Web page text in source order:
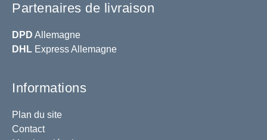
Partenaires de livraison
DPD Allemagne
DHL Express Allemagne
Informations
Plan du site
Contact